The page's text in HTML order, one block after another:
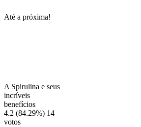
Até a próxima!
A Spirulina e seus
incríveis
benefícios
4.2 (84.29%) 14
votos